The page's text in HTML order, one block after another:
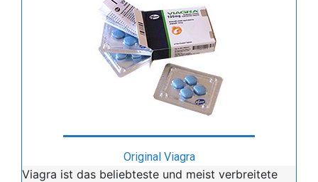
Original Viagra
Viagra ist das beliebteste und meist verbreitete